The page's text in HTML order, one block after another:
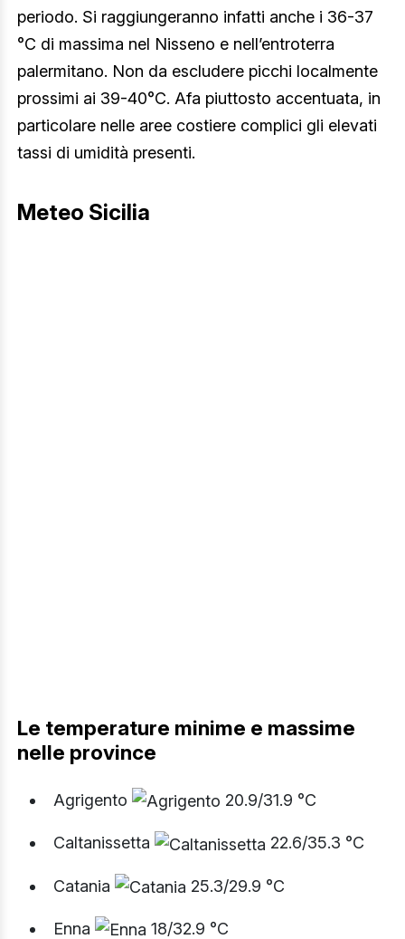
periodo. Si raggiungeranno infatti anche i 36-37
°C di massima nel Nisseno e nell’entroterra
palermitano. Non da escludere picchi localmente
prossimi ai 39-40°C. Afa piuttosto accentuata, in
particolare nelle aree costiere complici gli elevati
tassi di umidità presenti.
Meteo Sicilia
Le temperature minime e massime
nelle province
Agrigento 20.9/31.9 °C
Caltanissetta 22.6/35.3 °C
Catania 25.3/29.9 °C
Enna 18/32.9 °C